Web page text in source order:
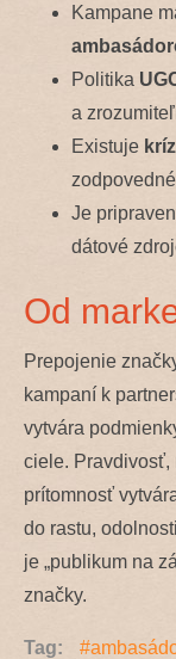
Kampane
Politika
a
Existuje
Je
dátové
Od
Prepojenie
kampaní k
vytvára
ciele. Pravdivosť,
prítomnosť
do rastu,
je „publikum na
značky.
Tag: